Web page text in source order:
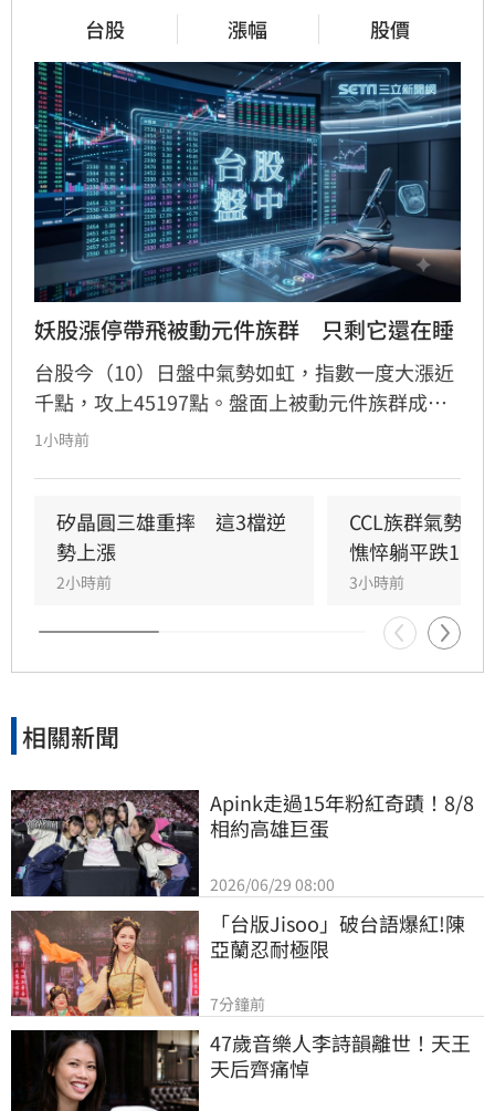
台股 漲幅 股價
妖股漲停帶飛被動元件族群　只剩它還在睡
台股今（10）日盤中氣勢如虹，指數一度大漲近
千點，攻上45197點。盤面上被動元件族群成為
市場焦點，其中禾伸堂強勢攻上漲停板，帶動國
獨斐成表現疲軟，逆勢小跌0.49%，成為派對中
的唯一遺珠。投資人面對大盤劇烈波動，仍需保
持審慎評估市場風險。本新聞內容僅供參考，不
構成投資建議，投資人應自行評估並承擔交易結
果。
1小時前
矽晶圓三雄重摔　這3檔逆
勢上漲
2小時前
CCL族群氣勢如
憔悴躺平跌1.6%
3小時前
相關新聞
Apink走過15年粉紅奇蹟！8/8
相約高雄巨蛋
2026/06/29 08:00
「台版Jisoo」破台語爆紅!陳
亞蘭忍耐極限
7分鐘前
47歲音樂人李詩韻離世！天王
天后齊痛悼